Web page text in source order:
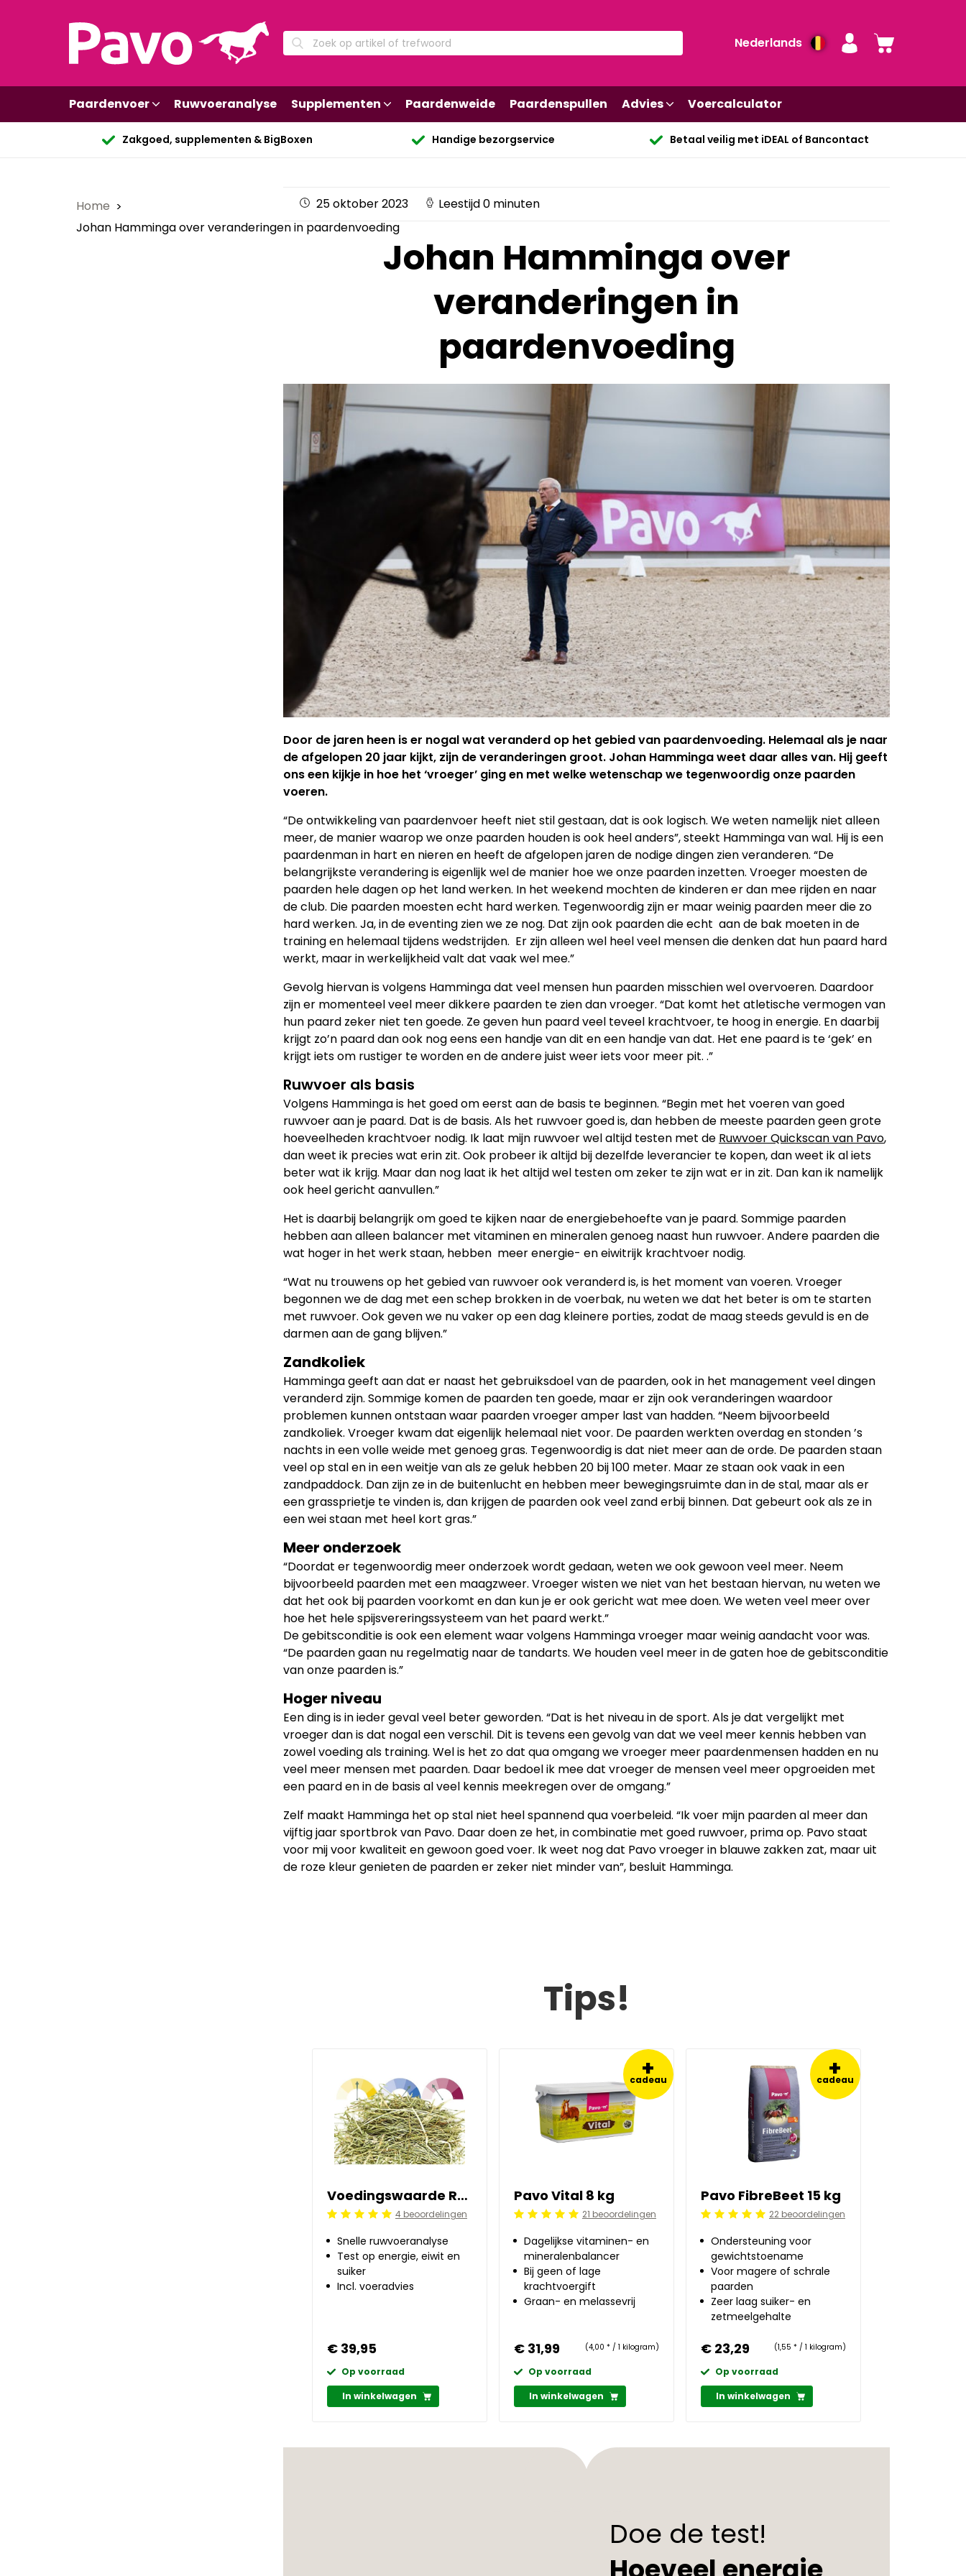
Nederlands
Paardenvoer Ruwvoeranalyse Supplementen Paardenweide Paardenspullen Advies Voercalculator
Zakgoed, supplementen & BigBoxen Handige bezorgservice Betaal veilig met iDEAL of Bancontact
Home
Johan Hamminga over veranderingen in paardenvoeding
25 oktober 2023 Leestijd 0 minuten
Johan Hamminga over
veranderingen in
paardenvoeding
Door de jaren heen is er nogal wat veranderd op het gebied van paardenvoeding. Helemaal als je naar
de afgelopen 20 jaar kijkt, zijn de veranderingen groot. Johan Hamminga weet daar alles van. Hij geeft
ons een kijkje in hoe het ‘vroeger’ ging en met welke wetenschap we tegenwoordig onze paarden
voeren.
“De ontwikkeling van paardenvoer heeft niet stil gestaan, dat is ook logisch. We weten namelijk niet alleen
meer, de manier waarop we onze paarden houden is ook heel anders”, steekt Hamminga van wal. Hij is een
paardenman in hart en nieren en heeft de afgelopen jaren de nodige dingen zien veranderen. “De
belangrijkste verandering is eigenlijk wel de manier hoe we onze paarden inzetten. Vroeger moesten de
paarden hele dagen op het land werken. In het weekend mochten de kinderen er dan mee rijden en naar
de club. Die paarden moesten echt hard werken. Tegenwoordig zijn er maar weinig paarden meer die zo
hard werken. Ja, in de eventing zien we ze nog. Dat zijn ook paarden die echt aan de bak moeten in de
training en helemaal tijdens wedstrijden. Er zijn alleen wel heel veel mensen die denken dat hun paard hard
werkt, maar in werkelijkheid valt dat vaak wel mee.”
Gevolg hiervan is volgens Hamminga dat veel mensen hun paarden misschien wel overvoeren. Daardoor
zijn er momenteel veel meer dikkere paarden te zien dan vroeger. “Dat komt het atletische vermogen van
hun paard zeker niet ten goede. Ze geven hun paard veel teveel krachtvoer, te hoog in energie. En daarbij
krijgt zo’n paard dan ook nog eens een handje van dit en een handje van dat. Het ene paard is te ‘gek’ en
krijgt iets om rustiger te worden en de andere juist weer iets voor meer pit. .”
Ruwvoer als basis
Volgens Hamminga is het goed om eerst aan de basis te beginnen. “Begin met het voeren van goed
ruwvoer aan je paard. Dat is de basis. Als het ruwvoer goed is, dan hebben de meeste paarden geen grote
hoeveelheden krachtvoer nodig. Ik laat mijn ruwvoer wel altijd testen met de Ruwvoer Quickscan van Pavo,
dan weet ik precies wat erin zit. Ook probeer ik altijd bij dezelfde leverancier te kopen, dan weet ik al iets
beter wat ik krijg. Maar dan nog laat ik het altijd wel testen om zeker te zijn wat er in zit. Dan kan ik namelijk
ook heel gericht aanvullen.”
Het is daarbij belangrijk om goed te kijken naar de energiebehoefte van je paard. Sommige paarden
hebben aan alleen balancer met vitaminen en mineralen genoeg naast hun ruwvoer. Andere paarden die
wat hoger in het werk staan, hebben meer energie- en eiwitrijk krachtvoer nodig.
“Wat nu trouwens op het gebied van ruwvoer ook veranderd is, is het moment van voeren. Vroeger
begonnen we de dag met een schep brokken in de voerbak, nu weten we dat het beter is om te starten
met ruwvoer. Ook geven we nu vaker op een dag kleinere porties, zodat de maag steeds gevuld is en de
darmen aan de gang blijven.”
Zandkoliek
Hamminga geeft aan dat er naast het gebruiksdoel van de paarden, ook in het management veel dingen
veranderd zijn. Sommige komen de paarden ten goede, maar er zijn ook veranderingen waardoor
problemen kunnen ontstaan waar paarden vroeger amper last van hadden. “Neem bijvoorbeeld
zandkoliek. Vroeger kwam dat eigenlijk helemaal niet voor. De paarden werkten overdag en stonden ’s
nachts in een volle weide met genoeg gras. Tegenwoordig is dat niet meer aan de orde. De paarden staan
veel op stal en in een weitje van als ze geluk hebben 20 bij 100 meter. Maar ze staan ook vaak in een
zandpaddock. Dan zijn ze in de buitenlucht en hebben meer bewegingsruimte dan in de stal, maar als er
een grassprietje te vinden is, dan krijgen de paarden ook veel zand erbij binnen. Dat gebeurt ook als ze in
een wei staan met heel kort gras.”
Meer onderzoek
“Doordat er tegenwoordig meer onderzoek wordt gedaan, weten we ook gewoon veel meer. Neem
bijvoorbeeld paarden met een maagzweer. Vroeger wisten we niet van het bestaan hiervan, nu weten we
dat het ook bij paarden voorkomt en dan kun je er ook gericht wat mee doen. We weten veel meer over
hoe het hele spijsvereringssysteem van het paard werkt.”
De gebitsconditie is ook een element waar volgens Hamminga vroeger maar weinig aandacht voor was.
“De paarden gaan nu regelmatig naar de tandarts. We houden veel meer in de gaten hoe de gebitsconditie
van onze paarden is.”
Hoger niveau
Een ding is in ieder geval veel beter geworden. “Dat is het niveau in de sport. Als je dat vergelijkt met
vroeger dan is dat nogal een verschil. Dit is tevens een gevolg van dat we veel meer kennis hebben van
zowel voeding als training. Wel is het zo dat qua omgang we vroeger meer paardenmensen hadden en nu
veel meer mensen met paarden. Daar bedoel ik mee dat vroeger de mensen veel meer opgroeiden met
een paard en in de basis al veel kennis meekregen over de omgang.”
Zelf maakt Hamminga het op stal niet heel spannend qua voerbeleid. “Ik voer mijn paarden al meer dan
vijftig jaar sportbrok van Pavo. Daar doen ze het, in combinatie met goed ruwvoer, prima op. Pavo staat
voor mij voor kwaliteit en gewoon goed voer. Ik weet nog dat Pavo vroeger in blauwe zakken zat, maar uit
de roze kleur genieten de paarden er zeker niet minder van”, besluit Hamminga.
Tips!
Voedingswaarde Ruwvoer Quickscan
Beoordeling: 5/54 beoordelingen
Snelle ruwvoeranalyse
Test op energie, eiwit en
suiker
Incl. voeradvies
€ 39,95
Op voorraad
In winkelwagen
+
cadeau
Pavo Vital 8 kg
Beoordeling: 5/521 beoordelingen
Dagelijkse vitaminen- en
mineralenbalancer
Bij geen of lage
krachtvoergift
Graan- en melassevrij
€ 31,99 (4,00 * / 1 kilogram)
Op voorraad
In winkelwagen
+
cadeau
Pavo FibreBeet 15 kg
Beoordeling: 5/522 beoordelingen
Ondersteuning voor
gewichtstoename
Voor magere of schrale
paarden
Zeer laag suiker- en
zetmeelgehalte
€ 23,29 (1,55 * / 1 kilogram)
Op voorraad
In winkelwagen
Doe de test!